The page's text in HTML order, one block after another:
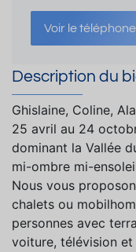
Voir le téléphone
Description du
Ghislaine, Coline,
25 avril au 24
dominant la Vallée
mi-ombre mi-
Nous vous
chalets ou
personnes avec
voiture, télévision